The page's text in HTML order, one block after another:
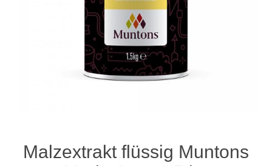
Malzextrakt flüssig Muntons